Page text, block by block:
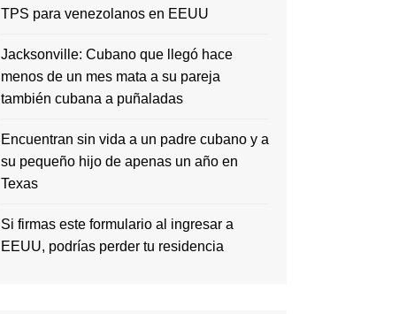
TPS para venezolanos en EEUU
Jacksonville: Cubano que llegó hace
menos de un mes mata a su pareja
también cubana a puñaladas
Encuentran sin vida a un padre cubano y a
su pequeño hijo de apenas un año en
Texas
Si firmas este formulario al ingresar a
EEUU, podrías perder tu residencia